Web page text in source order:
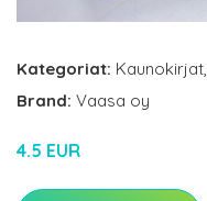
Kategoriat: Kaunokirjat,
Brand: Vaasa oy
4.5 EUR